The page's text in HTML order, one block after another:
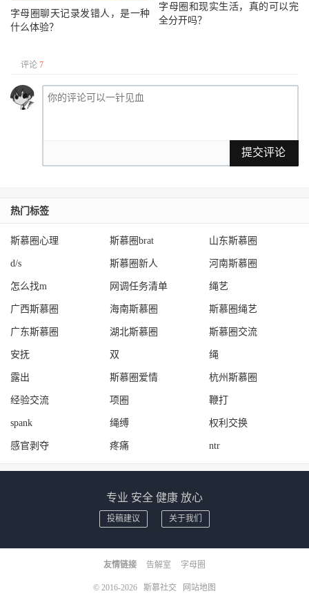
字母圈聊天记录发错人，是一种
什么体验？
字母圈和现实生活，真的可以完
全分开吗？
评论 7
提交评论
热门标签
斯慕圈心理 斯慕圈brat 山东斯慕圈
d/s 斯慕圈新人 河南斯慕圈
怎么找m 网调任务清单 绳艺
广西斯慕圈 海南斯慕圈 斯慕圈绳艺
广东斯慕圈 湖北斯慕圈 斯慕圈交流
安抚 双 绳
露出 斯慕圈爱情 杭州斯慕圈
经验交流 项圈 鞭打
spank 绳缚 权利交换
感官剥夺 疼痛 ntr
专业 安全 健康 放心
投稿建议 关于我们
友情链接 告解室 字母圈
© 2016-2026 斯慕社交 网站地图